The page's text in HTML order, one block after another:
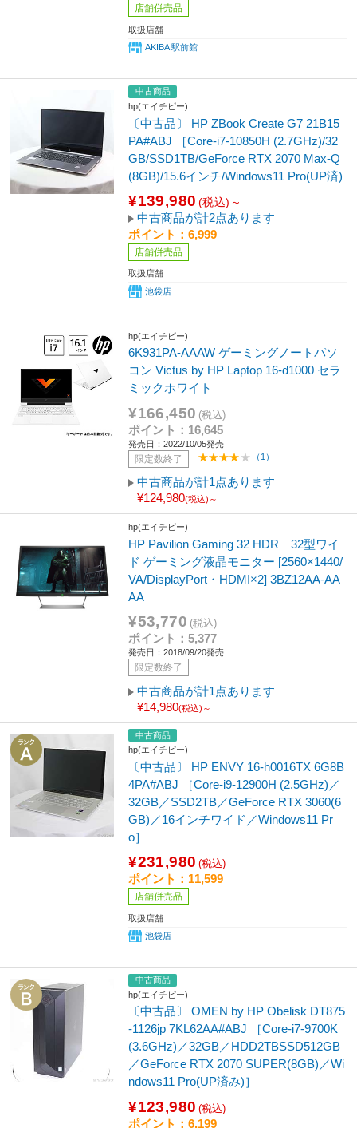
店舗併売品
取扱店舗
AKIBA 駅前館
中古商品
hp(エイチピー)
〔中古品〕 HP ZBook Create G7 21B15
PA#ABJ ［Core-i7-10850H (2.7GHz)/32
GB/SSD1TB/GeForce RTX 2070 Max-Q
(8GB)/15.6インチ/Windows11 Pro(UP済)
¥139,980 (税込)～
中古商品が計2点あります
ポイント：6,999
店舗併売品
取扱店舗
池袋店
hp(エイチピー)
6K931PA-AAAW ゲーミングノートパソ
コン Victus by HP Laptop 16-d1000 セラ
ミックホワイト
¥166,450 (税込)
ポイント：16,645
発売日：2022/10/05発売
限定数終了 （1）
中古商品が計1点あります
¥124,980(税込)～
hp(エイチピー)
HP Pavilion Gaming 32 HDR 32型ワイ
ド ゲーミング液晶モニター [2560×1440/
VA/DisplayPort・HDMI×2] 3BZ12AA-AA
AA
¥53,770 (税込)
ポイント：5,377
発売日：2018/09/20発売
限定数終了
中古商品が計1点あります
¥14,980(税込)～
中古商品
hp(エイチピー)
〔中古品〕 HP ENVY 16-h0016TX 6G8B
4PA#ABJ ［Core-i9-12900H (2.5GHz)／
32GB／SSD2TB／GeForce RTX 3060(6
GB)／16インチワイド／Windows11 Pr
o］
¥231,980 (税込)
ポイント：11,599
店舗併売品
取扱店舗
池袋店
中古商品
hp(エイチピー)
〔中古品〕 OMEN by HP Obelisk DT875
-1126jp 7KL62AA#ABJ ［Core-i7-9700K
(3.6GHz)／32GB／HDD2TBSSD512GB
／GeForce RTX 2070 SUPER(8GB)／Wi
ndows11 Pro(UP済み)］
¥123,980 (税込)
ポイント：6,199